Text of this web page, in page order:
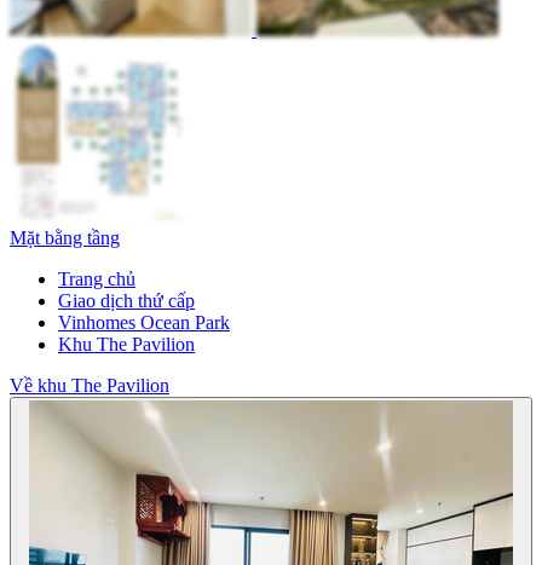
Mặt bằng tầng
Trang chủ
Giao dịch thứ cấp
Vinhomes Ocean Park
Khu The Pavilion
Về khu The Pavilion